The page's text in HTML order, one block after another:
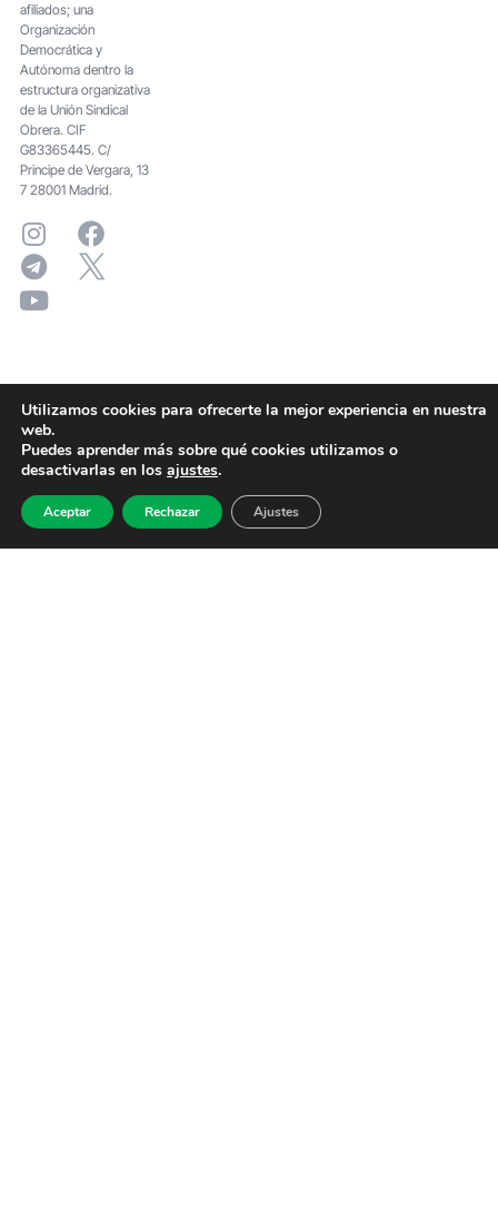
afiliados; una
Organización
Democrática y
Autónoma dentro la
estructura organizativa
de la Unión Sindical
Obrera. CIF
G83365445. C/
Principe de Vergara, 13
7 28001 Madrid.
Utilizamos cookies para ofrecerte la mejor experiencia en nuestra
web.
Puedes aprender más sobre qué cookies utilizamos o
desactivarlas en los ajustes.
Aceptar Rechazar Ajustes